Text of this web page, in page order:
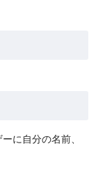
に自分の名前、